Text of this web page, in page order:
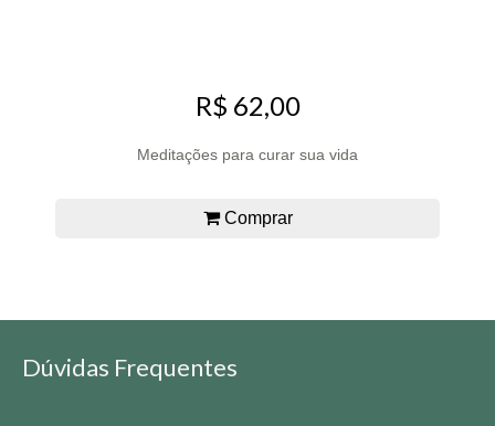
R$ 62,00
Meditações para curar sua vida
Comprar
Dúvidas Frequentes